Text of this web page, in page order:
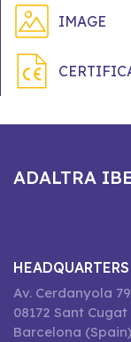
IMAGE
ADALTRA
HEADQUARTERS
Av. Cerdanyola
08172 Sant
Barcelona (Spain)